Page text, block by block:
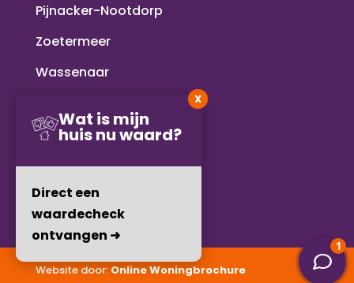
Pijnacker-Nootdorp
Zoetermeer
Wassenaar
Rijswijk
Delft
Website door:Online Woningbrochure
Wat is mijn
huis nu waard?
Direct een
waardecheck
ontvangen ➜
X